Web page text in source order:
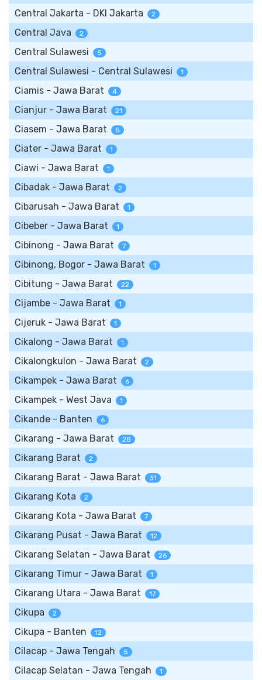
Central Jakarta - DKI Jakarta 2
Central Java 2
Central Sulawesi 5
Central Sulawesi - Central Sulawesi 1
Ciamis - Jawa Barat 4
Cianjur - Jawa Barat 21
Ciasem - Jawa Barat 5
Ciater - Jawa Barat 1
Ciawi - Jawa Barat 1
Cibadak - Jawa Barat 2
Cibarusah - Jawa Barat 1
Cibeber - Jawa Barat 1
Cibinong - Jawa Barat 7
Cibinong, Bogor - Jawa Barat 1
Cibitung - Jawa Barat 22
Cijambe - Jawa Barat 1
Cijeruk - Jawa Barat 1
Cikalong - Jawa Barat 1
Cikalongkulon - Jawa Barat 2
Cikampek - Jawa Barat 6
Cikampek - West Java 1
Cikande - Banten 6
Cikarang - Jawa Barat 28
Cikarang Barat 2
Cikarang Barat - Jawa Barat 31
Cikarang Kota 2
Cikarang Kota - Jawa Barat 7
Cikarang Pusat - Jawa Barat 12
Cikarang Selatan - Jawa Barat 26
Cikarang Timur - Jawa Barat 1
Cikarang Utara - Jawa Barat 17
Cikupa 2
Cikupa - Banten 12
Cilacap - Jawa Tengah 5
Cilacap Selatan - Jawa Tengah 1